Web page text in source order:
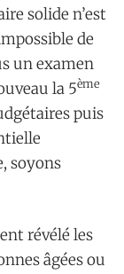
solide n’est
de
un examen
la 5ème
puis
soyons
révélé les
âgées ou